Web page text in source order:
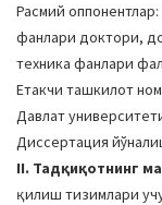
Расмий
фанлари доктори,
техника фанлари
Етакчи ташкилот
Давлат
Диссертация
II. Тадқиқотнинг
қилиш тизимлари